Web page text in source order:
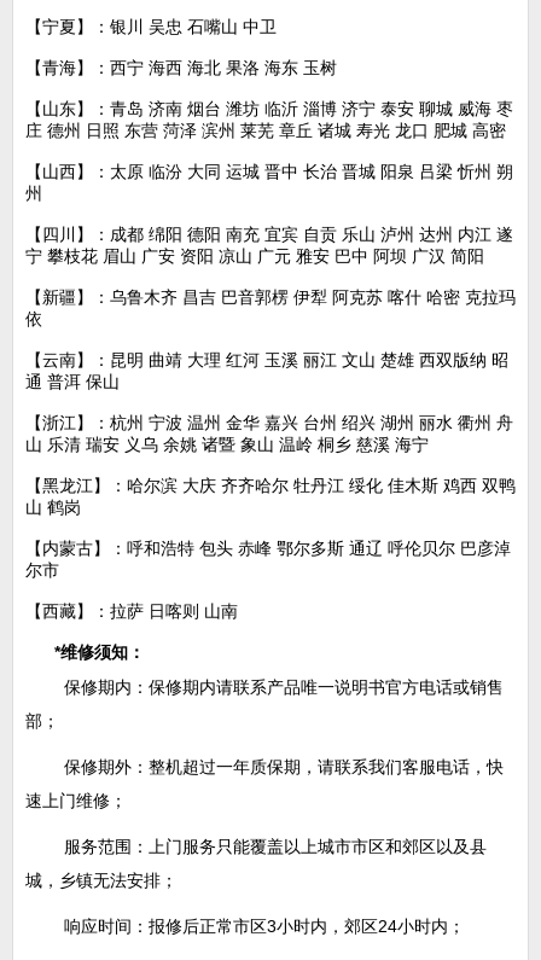
【宁夏】：银川 吴忠 石嘴山 中卫
【青海】：西宁 海西 海北 果洛 海东 玉树
【山东】：青岛 济南 烟台 潍坊 临沂 淄博 济宁 泰安 聊城 威海 枣
庄 德州 日照 东营 菏泽 滨州 莱芜 章丘 诸城 寿光 龙口 肥城 高密
【山西】：太原 临汾 大同 运城 晋中 长治 晋城 阳泉 吕梁 忻州 朔
州
【四川】：成都 绵阳 德阳 南充 宜宾 自贡 乐山 泸州 达州 内江 遂
宁 攀枝花 眉山 广安 资阳 凉山 广元 雅安 巴中 阿坝 广汉 简阳
【新疆】：乌鲁木齐 昌吉 巴音郭楞 伊犁 阿克苏 喀什 哈密 克拉玛
依
【云南】：昆明 曲靖 大理 红河 玉溪 丽江 文山 楚雄 西双版纳 昭
通 普洱 保山
【浙江】：杭州 宁波 温州 金华 嘉兴 台州 绍兴 湖州 丽水 衢州 舟
山 乐清 瑞安 义乌 余姚 诸暨 象山 温岭 桐乡 慈溪 海宁
【黑龙江】：哈尔滨 大庆 齐齐哈尔 牡丹江 绥化 佳木斯 鸡西 双鸭
山 鹤岗
【内蒙古】：呼和浩特 包头 赤峰 鄂尔多斯 通辽 呼伦贝尔 巴彦淖
尔市
【西藏】：拉萨 日喀则 山南
*维修须知：
保修期内：保修期内请联系产品唯一说明书官方电话或销售
部；
保修期外：整机超过一年质保期，请联系我们客服电话，快
速上门维修；
服务范围：上门服务只能覆盖以上城市市区和郊区以及县
城，乡镇无法安排；
响应时间：报修后正常市区3小时内，郊区24小时内；